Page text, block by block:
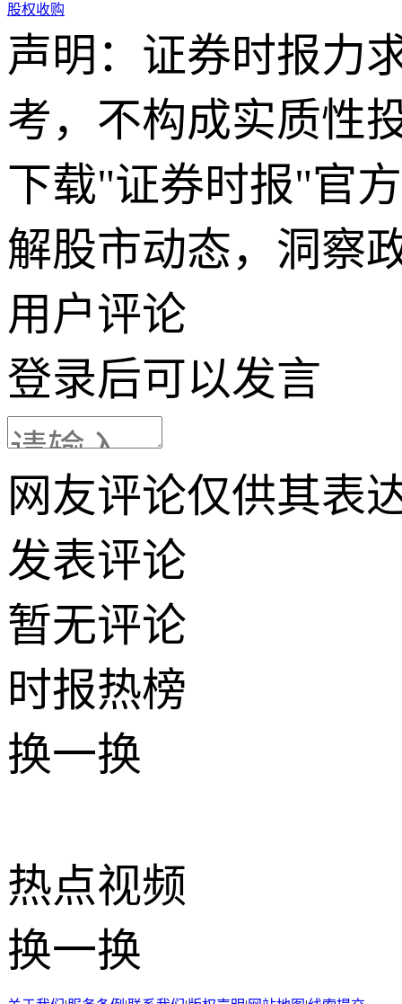
股权收购
声明：证券时报力
考，不构成实质性
下载"证券时报"官
解股市动态，洞察
用户评论
登录后可以发言
网友评论仅供其表
发表评论
暂无评论
时报热榜
换一换
热点视频
换一换